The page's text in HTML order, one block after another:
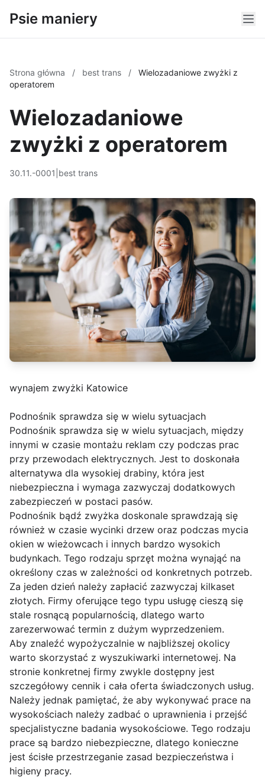
Psie maniery
Strona główna / best trans /
Wielozadaniowe zwyżki z
operatorem
Wielozadaniowe
zwyżki z operatorem
30.11.-0001 best trans
wynajem zwyżki Katowice
Podnośnik sprawdza się w wielu sytuacjach
Podnośnik sprawdza się w wielu sytuacjach, między
innymi w czasie montażu reklam czy podczas prac
przy przewodach elektrycznych. Jest to doskonała
alternatywa dla wysokiej drabiny, która jest
niebezpieczna i wymaga zazwyczaj dodatkowych
zabezpieczeń w postaci pasów.
Podnośnik bądź zwyżka doskonale sprawdzają się
również w czasie wycinki drzew oraz podczas mycia
okien w wieżowcach i innych bardzo wysokich
budynkach. Tego rodzaju sprzęt można wynająć na
określony czas w zależności od konkretnych potrzeb.
Za jeden dzień należy zapłacić zazwyczaj kilkaset
złotych. Firmy oferujące tego typu usługę cieszą się
stale rosnącą popularnością, dlatego warto
zarezerwować termin z dużym wyprzedzeniem.
Aby znaleźć wypożyczalnie w najbliższej okolicy
warto skorzystać z wyszukiwarki internetowej. Na
stronie konkretnej firmy zwykle dostępny jest
szczegółowy cennik i cała oferta świadczonych usług.
Należy jednak pamiętać, że aby wykonywać prace na
wysokościach należy zadbać o uprawnienia i przejść
specjalistyczne badania wysokościowe. Tego rodzaju
prace są bardzo niebezpieczne, dlatego konieczne
jest ścisłe przestrzeganie zasad bezpieczeństwa i
higieny pracy.